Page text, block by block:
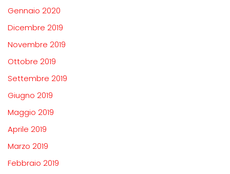
Gennaio 2020
Dicembre 2019
Novembre 2019
Ottobre 2019
Settembre 2019
Giugno 2019
Maggio 2019
Aprile 2019
Marzo 2019
Febbraio 2019